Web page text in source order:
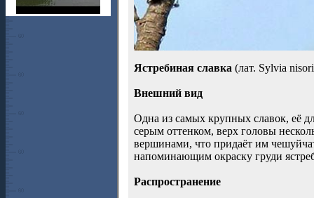
Ястребиная славка (лат. Sylvia
Внешний вид
Одна из самых крупных славок, её
серым оттенком, верх головы
вершинами, что придаёт им
напоминающим окраску груди
Распространение